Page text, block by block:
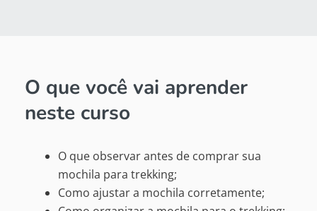
O que você vai aprender
neste curso
O que observar antes de comprar sua
mochila para trekking;
Como ajustar a mochila corretamente;